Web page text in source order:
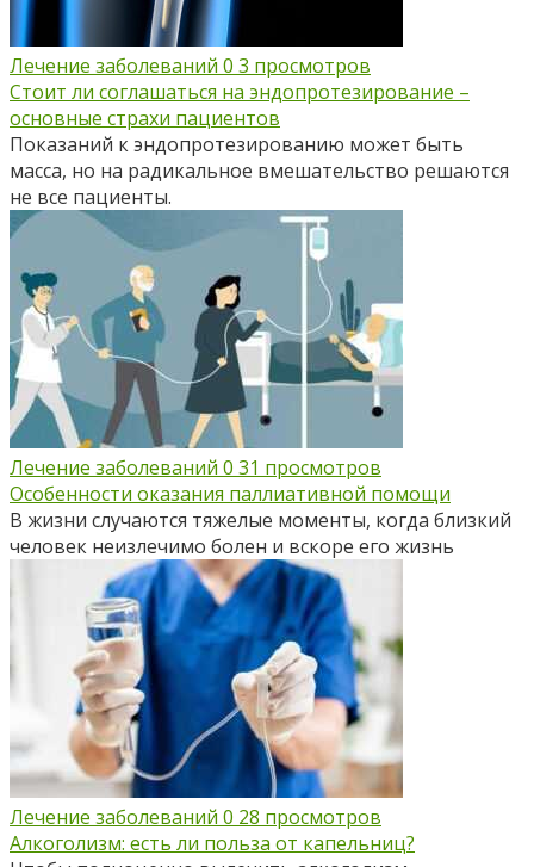
Лечение заболеваний 0 3 просмотров
Стоит ли соглашаться на эндопротезирование –
основные страхи пациентов
Показаний к эндопротезированию может быть
масса, но на радикальное вмешательство решаются
не все пациенты.
Лечение заболеваний 0 31 просмотров
Особенности оказания паллиативной помощи
В жизни случаются тяжелые моменты, когда близкий
человек неизлечимо болен и вскоре его жизнь
Лечение заболеваний 0 28 просмотров
Алкоголизм: есть ли польза от капельниц?